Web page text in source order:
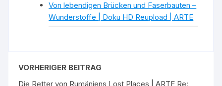
Von lebendigen Brücken und Faserbauten –
Wunderstoffe | Doku HD Reupload | ARTE
VORHERIGER BEITRAG
Die Retter von Rumäniens Lost Places | ARTE Re: